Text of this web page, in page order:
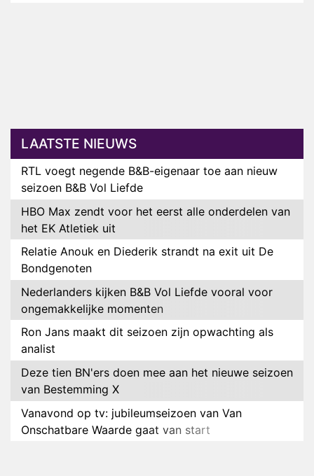
LAATSTE NIEUWS
RTL voegt negende B&B-eigenaar toe aan nieuw
seizoen B&B Vol Liefde
HBO Max zendt voor het eerst alle onderdelen van
het EK Atletiek uit
Relatie Anouk en Diederik strandt na exit uit De
Bondgenoten
Nederlanders kijken B&B Vol Liefde vooral voor
ongemakkelijke momenten
Ron Jans maakt dit seizoen zijn opwachting als
analist
Deze tien BN'ers doen mee aan het nieuwe seizoen
van Bestemming X
Vanavond op tv: jubileumseizoen van Van
Onschatbare Waarde gaat van start